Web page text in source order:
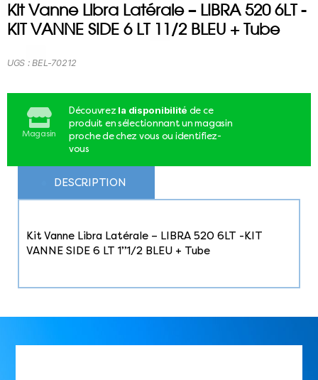
Kit Vanne Libra Latérale – LIBRA 520 6LT -
KIT VANNE SIDE 6 LT 11/2 BLEU + Tube
Magasin
Découvrez la disponibilité de ce
produit en sélectionnant un magasin
proche de chez vous ou identifiez-
vous
UGS :BEL-70212
DESCRIPTION
Kit Vanne Libra Latérale – LIBRA 520 6LT -KIT
VANNE SIDE 6 LT 1’’1/2 BLEU + Tube